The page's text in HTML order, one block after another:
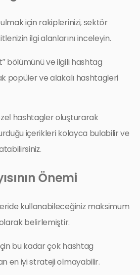
için rakiplerinizi, sektör
ilgi alanlarını inceleyin.
bölümünü ve ilgili hashtag
popüler ve alakalı hashtagleri
hashtagler oluşturarak
içerikleri kolayca bulabilir ve
Önemi
kullanabileceğiniz maksimum
olarak belirlemiştir.
bu kadar çok hashtag
en iyi strateji olmayabilir.